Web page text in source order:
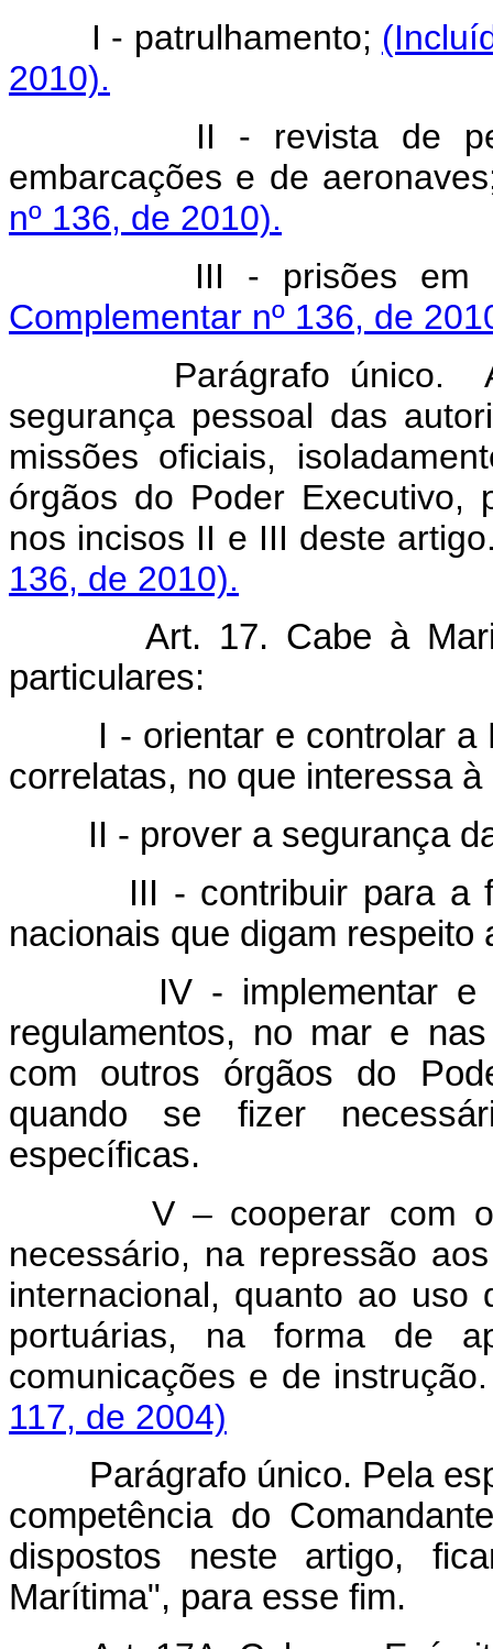
I - patrulhamento;
2010).
II - revista de
embarcações e de
nº 136, de 2010).
III - prisões em
Complementar nº 136, de
Parágrafo único. As
segurança pessoal das
missões oficiais,
órgãos do Poder Executivo,
nos incisos II e III deste
136, de 2010).
Art. 17. Cabe à
particulares:
I - orientar e controlar a
correlatas, no que interessa
II - prover a segurança da
III - contribuir para a
nacionais que digam respeito
IV - implementar
regulamentos, no mar e
com outros órgãos do
quando se fizer
específicas.
V – cooperar com os
necessário, na repressão
internacional, quanto ao
portuárias, na forma de
comunicações e de
117, de 2004)
Parágrafo único. Pela
competência do
dispostos neste artigo,
Marítima", para esse fim.